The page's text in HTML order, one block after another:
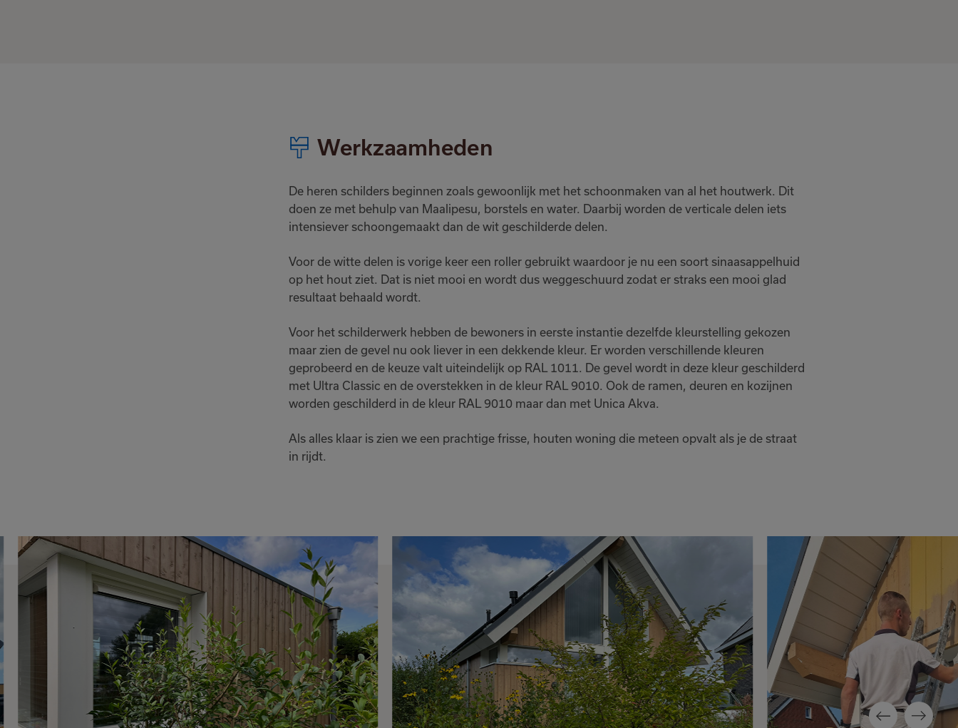
Werkzaamheden
De heren schilders beginnen zoals gewoonlijk met het schoonmaken van al het houtwerk. Dit
doen ze met behulp van Maalipesu, borstels en water. Daarbij worden de verticale delen iets
intensiever schoongemaakt dan de wit geschilderde delen.
Voor de witte delen is vorige keer een roller gebruikt waardoor je nu een soort sinaasappelhuid
op het hout ziet. Dat is niet mooi en wordt dus weggeschuurd zodat er straks een mooi glad
resultaat behaald wordt.
Voor het schilderwerk hebben de bewoners in eerste instantie dezelfde kleurstelling gekozen
maar zien de gevel nu ook liever in een dekkende kleur. Er worden verschillende kleuren
geprobeerd en de keuze valt uiteindelijk op RAL 1011. De gevel wordt in deze kleur geschilderd
met Ultra Classic en de overstekken in de kleur RAL 9010. Ook de ramen, deuren en kozijnen
worden geschilderd in de kleur RAL 9010 maar dan met Unica Akva.
Als alles klaar is zien we een prachtige frisse, houten woning die meteen opvalt als je de straat
in rijdt.